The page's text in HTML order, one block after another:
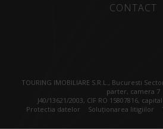
CONTACT
TOURING IMOBILIARE S.R.L., Bucuresti
parter, camera 7
J40/13621/2003, CIF RO 15807816,
Protectia datelor
Soluționarea litigiilor